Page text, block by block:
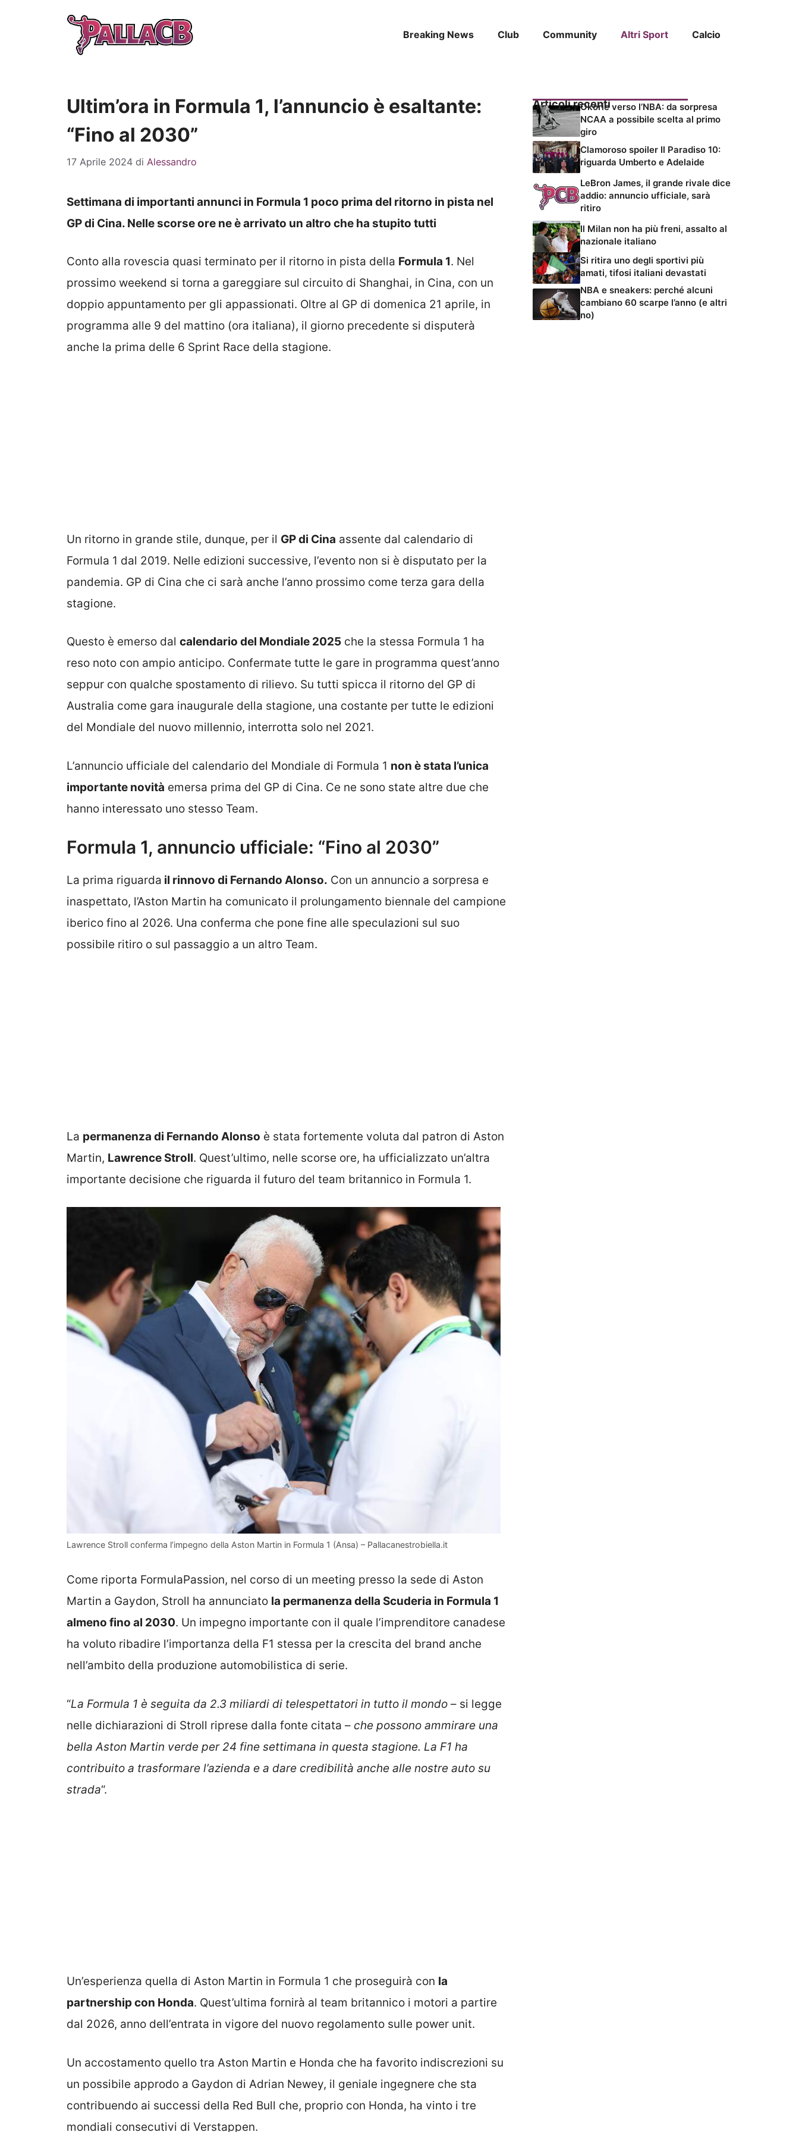
Breaking News Club Community Altri Sport Calcio
Ultim’ora in Formula 1, l’annuncio è esaltante:
“Fino al 2030”
17 Aprile 2024 di Alessandro
Settimana di importanti annunci in Formula 1 poco prima del ritorno in pista nel
GP di Cina. Nelle scorse ore ne è arrivato un altro che ha stupito tutti
Conto alla rovescia quasi terminato per il ritorno in pista della Formula 1. Nel
prossimo weekend si torna a gareggiare sul circuito di Shanghai, in Cina, con un
doppio appuntamento per gli appassionati. Oltre al GP di domenica 21 aprile, in
programma alle 9 del mattino (ora italiana), il giorno precedente si disputerà
anche la prima delle 6 Sprint Race della stagione.
Un ritorno in grande stile, dunque, per il GP di Cina assente dal calendario di
Formula 1 dal 2019. Nelle edizioni successive, l’evento non si è disputato per la
pandemia. GP di Cina che ci sarà anche l’anno prossimo come terza gara della
stagione.
Questo è emerso dal calendario del Mondiale 2025 che la stessa Formula 1 ha
reso noto con ampio anticipo. Confermate tutte le gare in programma quest’anno
seppur con qualche spostamento di rilievo. Su tutti spicca il ritorno del GP di
Australia come gara inaugurale della stagione, una costante per tutte le edizioni
del Mondiale del nuovo millennio, interrotta solo nel 2021.
L’annuncio ufficiale del calendario del Mondiale di Formula 1 non è stata l’unica
importante novità emersa prima del GP di Cina. Ce ne sono state altre due che
hanno interessato uno stesso Team.
Formula 1, annuncio ufficiale: “Fino al 2030”
La prima riguarda il rinnovo di Fernando Alonso. Con un annuncio a sorpresa e
inaspettato, l’Aston Martin ha comunicato il prolungamento biennale del campione
iberico fino al 2026. Una conferma che pone fine alle speculazioni sul suo
possibile ritiro o sul passaggio a un altro Team.
La permanenza di Fernando Alonso è stata fortemente voluta dal patron di Aston
Martin, Lawrence Stroll. Quest’ultimo, nelle scorse ore, ha ufficializzato un’altra
importante decisione che riguarda il futuro del team britannico in Formula 1.
Lawrence Stroll conferma l’impegno della Aston Martin in Formula 1 (Ansa) – Pallacanestrobiella.it
Come riporta FormulaPassion, nel corso di un meeting presso la sede di Aston
Martin a Gaydon, Stroll ha annunciato la permanenza della Scuderia in Formula 1
almeno fino al 2030. Un impegno importante con il quale l’imprenditore canadese
ha voluto ribadire l’importanza della F1 stessa per la crescita del brand anche
nell’ambito della produzione automobilistica di serie.
“La Formula 1 è seguita da 2.3 miliardi di telespettatori in tutto il mondo – si legge
nelle dichiarazioni di Stroll riprese dalla fonte citata – che possono ammirare una
bella Aston Martin verde per 24 fine settimana in questa stagione. La F1 ha
contribuito a trasformare l’azienda e a dare credibilità anche alle nostre auto su
strada“.
Un’esperienza quella di Aston Martin in Formula 1 che proseguirà con la
partnership con Honda. Quest’ultima fornirà al team britannico i motori a partire
dal 2026, anno dell’entrata in vigore del nuovo regolamento sulle power unit.
Un accostamento quello tra Aston Martin e Honda che ha favorito indiscrezioni su
un possibile approdo a Gaydon di Adrian Newey, il geniale ingegnere che sta
contribuendo ai successi della Red Bull che, proprio con Honda, ha vinto i tre
mondiali consecutivi di Verstappen.
Articoli recentiOkorie verso l’NBA: da sorpresa
NCAA a possibile scelta al primo
giro
Clamoroso spoiler Il Paradiso 10:
riguarda Umberto e Adelaide
LeBron James, il grande rivale dice
addio: annuncio ufficiale, sarà
ritiro
Il Milan non ha più freni, assalto al
nazionale italiano
Si ritira uno degli sportivi più
amati, tifosi italiani devastati
NBA e sneakers: perché alcuni
cambiano 60 scarpe l’anno (e altri
no)